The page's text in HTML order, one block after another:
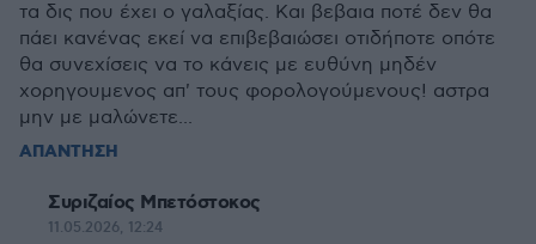
τα δις που έχει ο γαλαξίας. Και βεβαια ποτέ δεν θα
πάει κανένας εκεί να επιβεβαιώσει οτιδήποτε οπότε
θα συνεχίσεις να το κάνεις με ευθύνη μηδέν
χορηγουμενος απ' τους φορολογούμενους! αστρα
μην με μαλώνετε...
ΑΠΑΝΤΗΣΗ
Συριζαίος Μπετόστοκος
11.05.2026, 12:24